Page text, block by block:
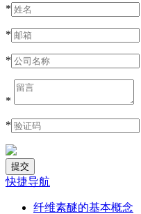
*
*
*
*
*
快捷导航
纤维素醚的基本概念